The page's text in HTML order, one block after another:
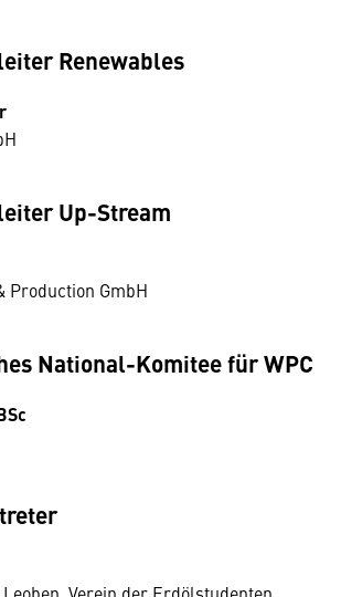
Renewables
Up-Stream
Production GmbH
National-Komitee für WPC